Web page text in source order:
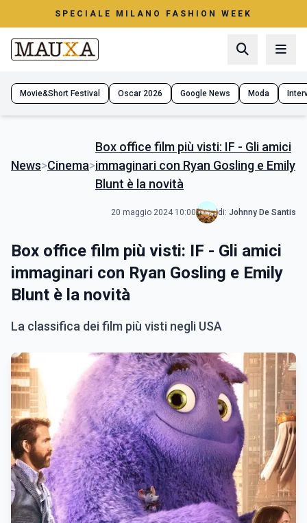
SPECIALE MILANO FASHION WEEK
Movie&Short Festival Oscar 2026 Google News Moda
News>Cinema>
Box office film più visti: IF - Gli amici
immaginari con Ryan Gosling e Emily
Blunt è la novità
20 maggio 2024 10:00 di: Johnny De Santis
Box office film più visti: IF - Gli amici
immaginari con Ryan Gosling e Emily
Blunt è la novità
La classifica dei film più visti negli USA